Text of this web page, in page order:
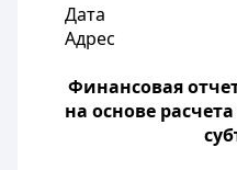
Дата
Адрес
Финансовая
на основе